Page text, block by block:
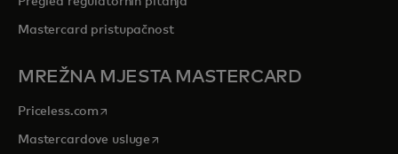
Mastercard pristupačnost
MREŽNA MJESTA MASTERCARD
Priceless.com opens in a new tab
Mastercardove usluge opens in a new tab